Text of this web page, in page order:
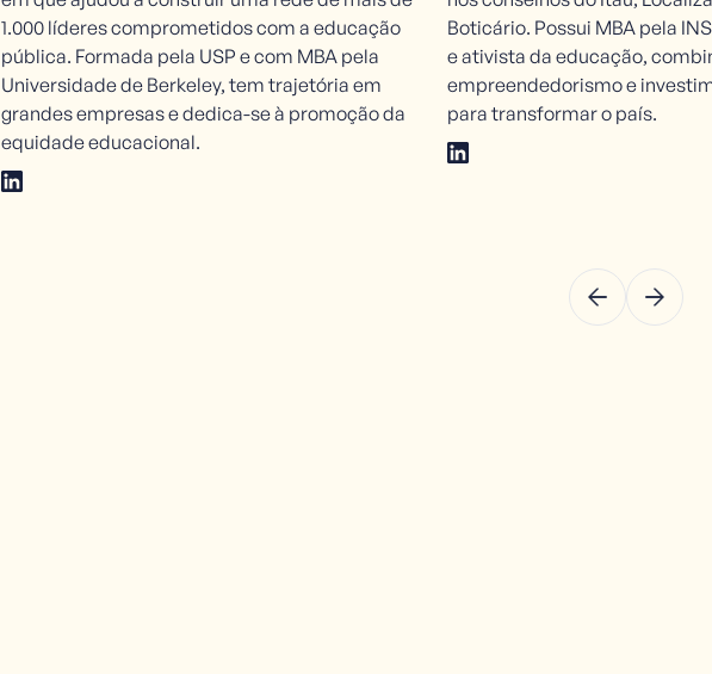
1.000 líderes comprometidos com a educação
pública. Formada pela USP e com MBA pela
Universidade de Berkeley, tem trajetória em
grandes empresas e dedica-se à promoção da
equidade educacional.
Boticário. Possui MBA pela
e ativista da educação,
empreendedorismo e
para transformar o país.